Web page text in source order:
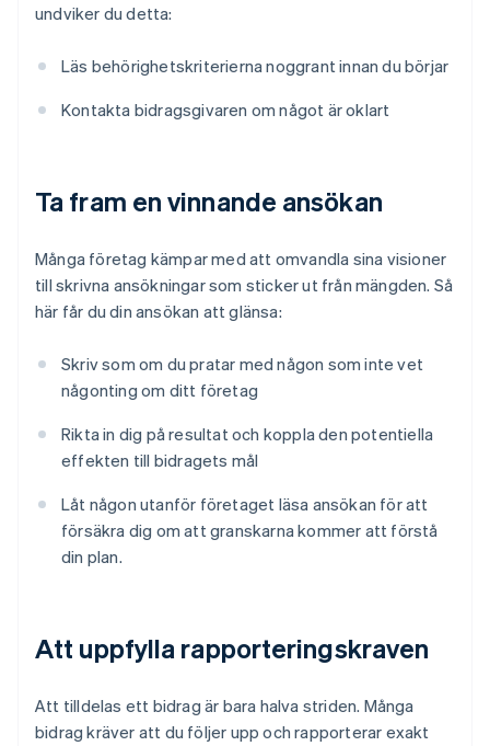
undviker du detta:
Läs behörighetskriterierna noggrant innan du börjar
Kontakta bidragsgivaren om något är oklart
Ta fram en vinnande ansökan
Många företag kämpar med att omvandla sina visioner
till skrivna ansökningar som sticker ut från mängden. Så
här får du din ansökan att glänsa:
Skriv som om du pratar med någon som inte vet
någonting om ditt företag
Rikta in dig på resultat och koppla den potentiella
effekten till bidragets mål
Låt någon utanför företaget läsa ansökan för att
försäkra dig om att granskarna kommer att förstå
din plan.
Att uppfylla rapporteringskraven
Att tilldelas ett bidrag är bara halva striden. Många
bidrag kräver att du följer upp och rapporterar exakt